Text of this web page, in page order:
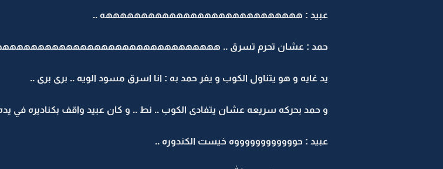
عبيد : ههههههههههههههههههههههههههههه ..
حمد : عشان تحرم تسرق ..
يد غايه و هو يتناول الكوب و يفر حمد به : انا اسرق مسود الويه .. برى برى ..
و حمد بحركه سريعه عشان يتفادى الكوب .. نط .. و كان عبيد واقف بكناديره في
عبيد : حووووووووووووه خيست الكندوره ..